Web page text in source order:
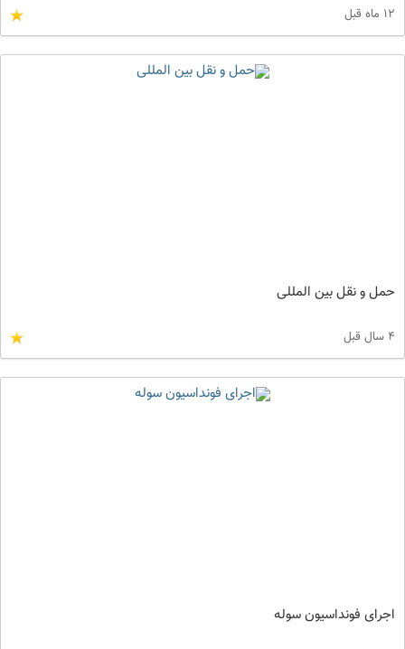
12 ماه قبل
حمل و نقل بین المللی
4 سال قبل
اجرای فونداسیون سوله